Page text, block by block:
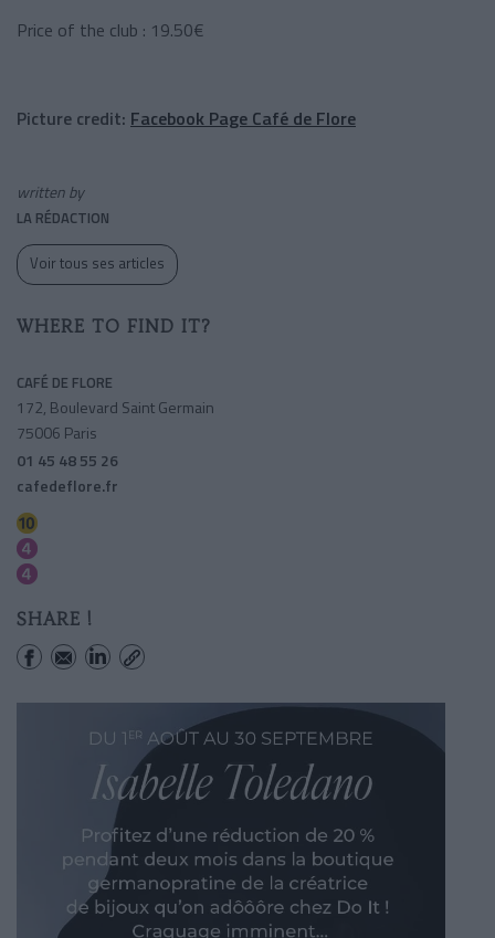
Price of the club : 19.50€
Picture credit: Facebook Page Café de Flore
written by
LA RÉDACTION
Voir tous ses articles
WHERE TO FIND IT?
CAFÉ DE FLORE
172, Boulevard Saint Germain
75006 Paris
01 45 48 55 26
cafedeflore.fr
SHARE !